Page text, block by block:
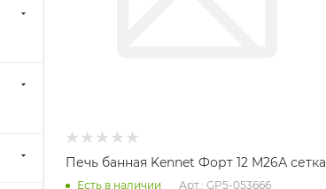
Печь банная Kennet Форт 12 М26А сетка
Есть в наличии Арт.: GP5-053666